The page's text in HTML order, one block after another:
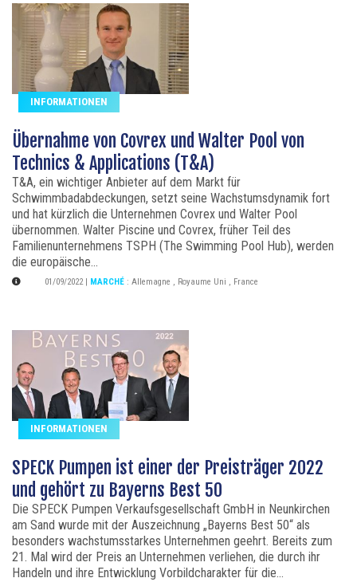
INFORMATIONEN
Übernahme von Covrex und Walter Pool von
Technics & Applications (T&A)
T&A, ein wichtiger Anbieter auf dem Markt für
Schwimmbadabdeckungen, setzt seine Wachstumsdynamik fort
und hat kürzlich die Unternehmen Covrex und Walter Pool
übernommen. Walter Piscine und Covrex, früher Teil des
Familienunternehmens TSPH (The Swimming Pool Hub), werden
die europäische...
01/09/2022 MARCHÉ : Allemagne , Royaume Uni , France
INFORMATIONEN
SPECK Pumpen ist einer der Preisträger 2022
und gehört zu Bayerns Best 50
Die SPECK Pumpen Verkaufsgesellschaft GmbH in Neunkirchen
am Sand wurde mit der Auszeichnung „Bayerns Best 50“ als
besonders wachstumsstarkes Unternehmen geehrt. Bereits zum
21. Mal wird der Preis an Unternehmen verliehen, die durch ihr
Handeln und ihre Entwicklung Vorbildcharakter für die...